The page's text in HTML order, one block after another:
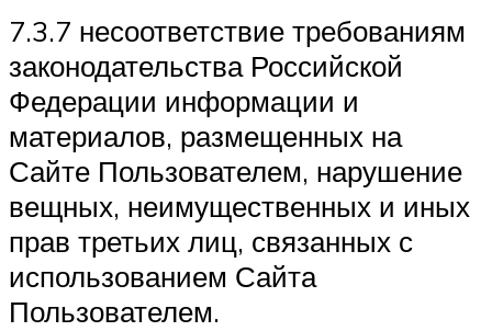
7.3.7 несоответствие требованиям
законодательства Российской
Федерации информации и
материалов, размещенных на
Сайте Пользователем, нарушение
вещных, неимущественных и иных
прав третьих лиц, связанных с
использованием Сайта
Пользователем.